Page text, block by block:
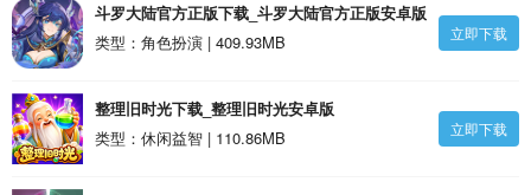
斗罗大陆官方正版下载_斗罗大陆官方正版安卓版
类型：角色扮演 | 409.93MB
立即下载
整理旧时光下载_整理旧时光安卓版
类型：休闲益智 | 110.86MB
立即下载